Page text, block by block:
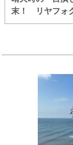
末！ リヤフォ
た